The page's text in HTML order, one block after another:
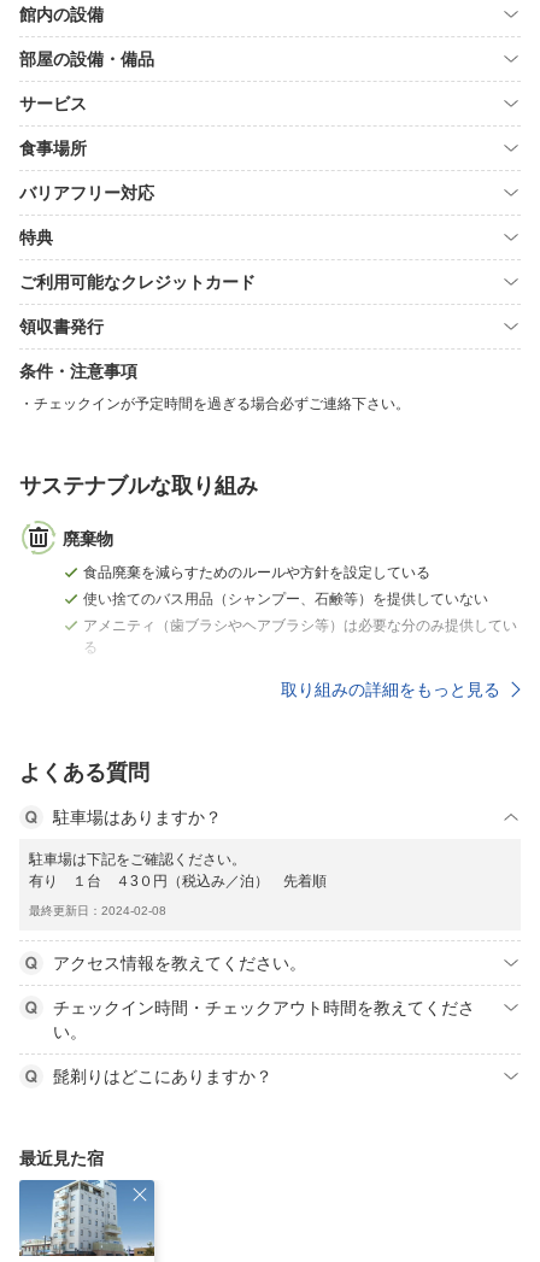
館内の設備
部屋の設備・備品
サービス
食事場所
バリアフリー対応
特典
ご利用可能なクレジットカード
領収書発行
条件・注意事項
チェックインが予定時間を過ぎる場合必ずご連絡下さい。
サステナブルな取り組み
廃棄物
食品廃棄を減らすためのルールや方針を設定している
使い捨てのバス用品（シャンプー、石鹸等）を提供していない
アメニティ（歯ブラシやヘアブラシ等）は必要な分のみ提供してい
る
取り組みの詳細をもっと見る
よくある質問
駐車場はありますか？
駐車場は下記をご確認ください。
有り １台 ４3０円（税込み／泊） 先着順
最終更新日：2024-02-08
アクセス情報を教えてください。
チェックイン時間・チェックアウト時間を教えてくださ
い。
髭剃りはどこにありますか？
最近見た宿